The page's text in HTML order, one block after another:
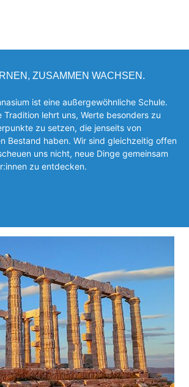
ZUSAMMEN WACHSEN.
ist eine außergewöhnliche Schule.
lehrt uns, Werte besonders zu
zu setzen, die jen­seits von
Be­stand haben. Wir sind gleichzeitig offen
uns nicht, neue Dinge gemeinsam
zu entde­cken.